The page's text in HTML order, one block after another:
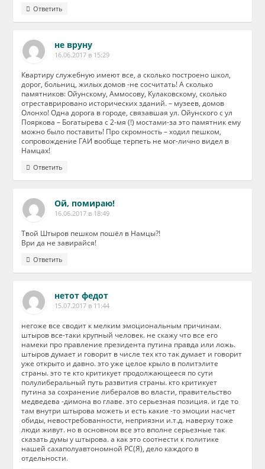
Ответить
не вруну
16.06.2017 в 15:29
Квартиру служебную имеют все, а сколько построено школ,
дорог, больниц, жилых домов -не сосчитать! А сколько
памятников: Ойунскому, Аммосову, Кулаковскому, сколько
отреставрировано исторических зданий. – музеев, домов
Олонхо! Одна дорога в городе, связавшая ул. Ойунского с ул
Пояркова – Богатырева с 2-мя (!) мостами-за это памятник ему
можно было поставить! Про скромность – ходил пешком,
сопровождение ГАИ вообще терпеть не мог-лично видел в
Намцах!
Ответить
Ой, помираю!
16.06.2017 в 18:49
Твой Штыров пешком пошёл в Намцы?!
Ври да не завирайся!
Ответить
нетот федот
15.07.2017 в 11:44
негоже все сводит к мелким эмоциональным причинам.
штыров все-таки крупный человек. не скажу что все его
намеки про правление президента путина правда или ложь.
штыров думает и говорит в числе тех кто так думает и говорит
уже открыто и давно. это уже целое крыло в политэлите
страны. это те кто критикует продолжающееся по сути
полулиберальный путь развития страны. кто критикует
путина за сохранение либералов во власти, правительство
медведева -димона во главе. это серьезная позиция. и где то
там внутри штырова можеть и есть какие -то эмоции насчет
обиды, невостребованности, неприязни и.т.д. наверху тоже
люди живут. но в основном все это вполне серьезные так
сказать думы у штырова. а как это соотнести к политике
нашей сахаполуавтономной РС(Я), дело каждого в
отдельности.